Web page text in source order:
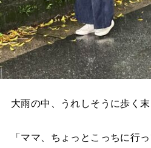
大雨の中、うれしそうに歩く末
「ママ、ちょっとこっちに行